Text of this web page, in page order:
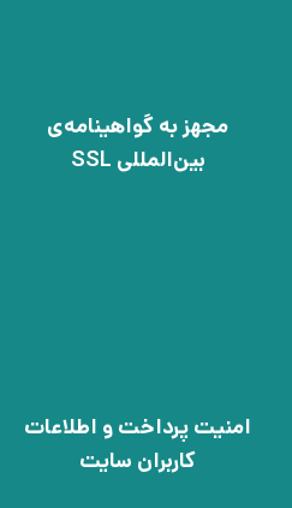
مجهز به گواهینامه‌ی
بین‌المللی SSL
امنیت پرداخت و اطلاعات
کاربران سایت